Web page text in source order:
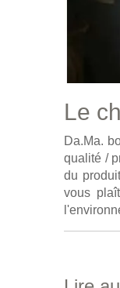
Le
Da.Ma.
qualité /
du
vous